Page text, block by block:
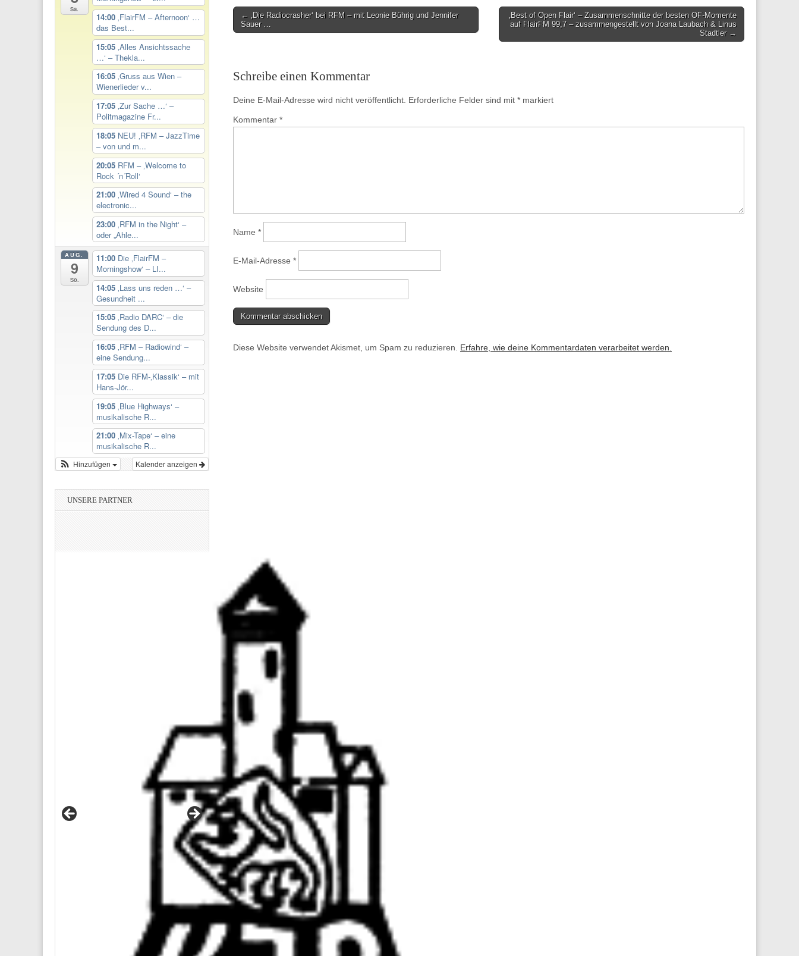
Post
navigation
← ‚Die Radiocrasher‘ bei RFM – mit Leonie Bührig und Jennifer
Sauer …
‚Best of Open Flair‘ – Zusammenschnitte der besten OF-Momente
auf FlairFM 99,7 – zusammengestellt von Joana Laubach & Linus
Stadtler →
Schreibe einen Kommentar
Deine E-Mail-Adresse wird nicht veröffentlicht. Erforderliche Felder sind mit * markiert
Kommentar *
Name *
E-Mail-Adresse *
Website
Diese Website verwendet Akismet, um Spam zu reduzieren. Erfahre, wie deine Kommentardaten verarbeitet werden.
Sa.
14:00 ‚FlairFM – Afternoon‘ …
das Best...
15:05 ‚Alles Ansichtssache
…‘ – Thekla...
16:05 ‚Gruss aus Wien –
Wienerlieder v...
17:05 ‚Zur Sache …‘ –
Politmagazine Fr...
18:05 NEU! ‚RFM – JazzTime
– von und m...
20:05 RFM – ‚Welcome to
Rock ´n´Roll‘
21:00 ‚Wired 4 Sound‘ – the
electronic...
23:00 ‚RFM in the Night‘ –
oder „Ahle...
AUG.
9
So.
11:00 Die ‚FlairFM –
Morningshow‘ – LI...
14:05 ‚Lass uns reden …‘ –
Gesundheit ...
15:05 ‚Radio DARC‘ – die
Sendung des D...
16:05 ‚RFM – Radiowind‘ –
eine Sendung...
17:05 Die RFM-‚Klassik‘ – mit
Hans-Jör...
19:05 ‚Blue Highways‘ –
musikalische R...
21:00 ‚Mix-Tape‘ – eine
musikalische R...
Kalender anzeigen
Hinzufügen
UNSERE PARTNER